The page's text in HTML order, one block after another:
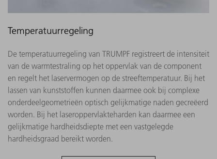
Temperatuurregeling
De temperatuurregeling van TRUMPF registreert de intensiteit
van de warmtestraling op het oppervlak van de component
en regelt het laservermogen op de streeftemperatuur. Bij het
lassen van kunststoffen kunnen daarmee ook bij complexe
onderdeelgeometrieën optisch gelijkmatige naden gecreëerd
worden. Bij het laseroppervlakteharden kan daarmee een
gelijkmatige hardheidsdiepte met een vastgelegde
hardheidsgraad bereikt worden.